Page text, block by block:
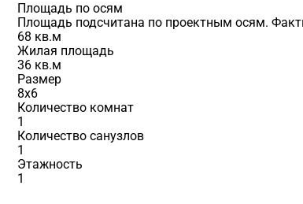
Площадь по осям
Площадь подсчитана по проектным осям.
68 кв.м
Жилая площадь
36 кв.м
Размер
8х6
Количество комнат
1
Количество санузлов
1
Этажность
1